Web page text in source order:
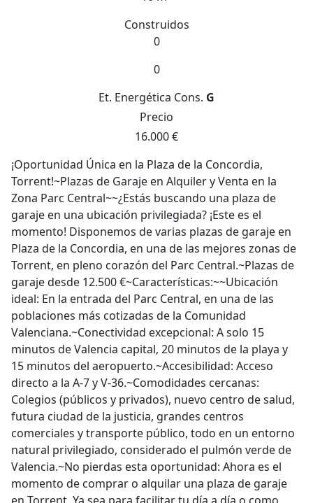
0
Precio
16.000 €
Torrent!~Plazas de Garaje en Alquiler y Venta en la
Zona Parc Central~~¿Estás buscando una plaza de
garaje en una ubicación privilegiada? ¡Este es el
momento! Disponemos de varias plazas de garaje en
Plaza de la Concordia, en una de las mejores zonas de
Torrent, en pleno corazón del Parc Central.~Plazas de
garaje desde 12.500 €~Características:~~Ubicación
ideal: En la entrada del Parc Central, en una de las
poblaciones más cotizadas de la Comunidad
Valenciana.~Conectividad excepcional: A solo 15
minutos de Valencia capital, 20 minutos de la playa y
15 minutos del aeropuerto.~Accesibilidad: Acceso
directo a la A-7 y V-36.~Comodidades cercanas:
Colegios (públicos y privados), nuevo centro de salud,
futura ciudad de la justicia, grandes centros
comerciales y transporte público, todo en un entorno
natural privilegiado, considerado el pulmón verde de
Valencia.~No pierdas esta oportunidad: Ahora es el
momento de comprar o alquilar una plaza de garaje
en Torrent. Ya sea para facilitar tu día a día o como